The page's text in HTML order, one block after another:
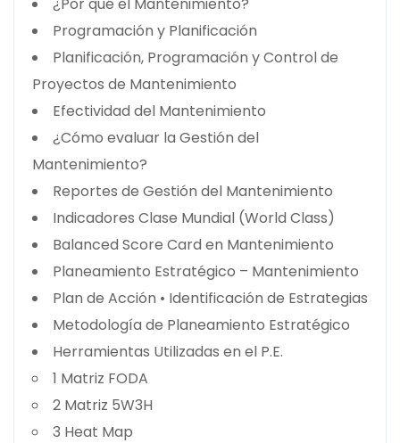
Programación y Planificación
Planificación, Programación y Control de
Proyectos de Mantenimiento
Efectividad del Mantenimiento
¿Cómo evaluar la Gestión del
Mantenimiento?
Reportes de Gestión del Mantenimiento
Indicadores Clase Mundial (World Class)
Balanced Score Card en Mantenimiento
Planeamiento Estratégico – Mantenimiento
Plan de Acción • Identificación de Estrategias
Metodología de Planeamiento Estratégico
Herramientas Utilizadas en el P.E.
1 Matriz FODA
2 Matriz 5W3H
3 Heat Map